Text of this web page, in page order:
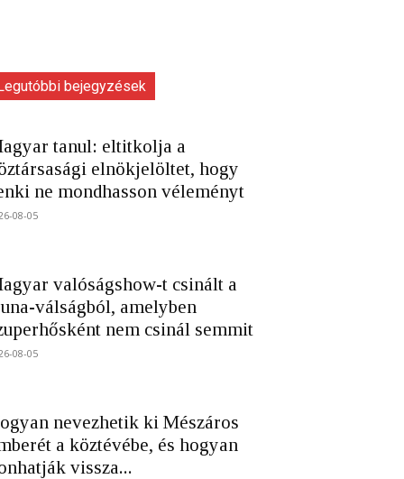
bejegyzések
tanul: eltitkolja a
elnökjelöltet, hogy
ne mondhasson véleményt
08-05
valóságshow-t csinált a
válságból, amelyben
nem csinál semmit
08-05
nevezhetik ki Mészáros
a köztévébe, és hogyan
vissza...